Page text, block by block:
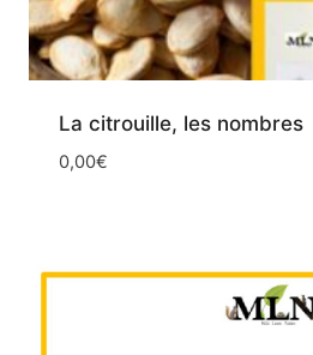
La citrouille, les nombres
0,00€